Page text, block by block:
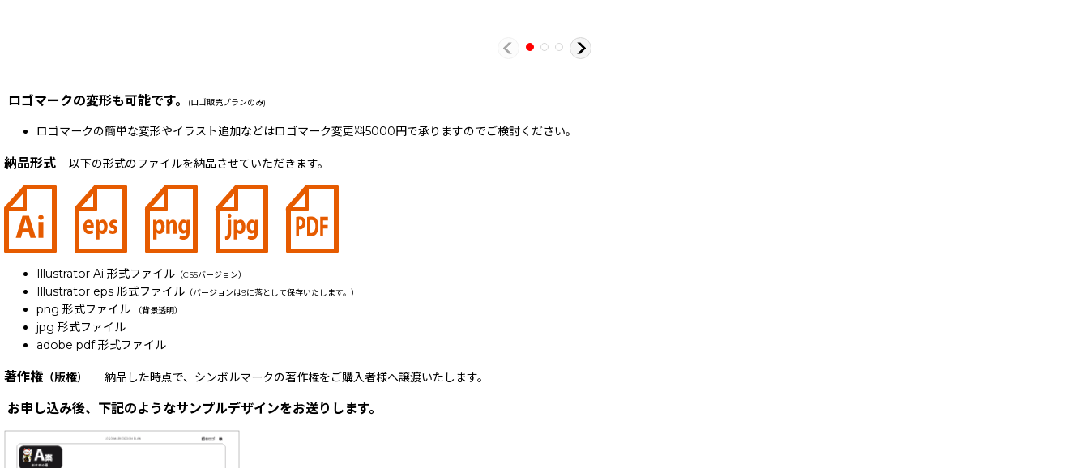
ロゴマークの変形も可能です。 (ロゴ販売プランのみ)
ロゴマークの簡単な変形やイラスト追加などはロゴマーク変更料5000円で承りますのでご検討ください。
納品形式 以下の形式のファイルを納品させていただきます。
Illustrator Ai 形式ファイル （CS5バージョン）
Illustrator eps 形式ファイル （バージョンは9に落として保存いたします。）
png 形式ファイル （背景透明）
jpg 形式ファイル
adobe pdf 形式ファイル
著作権 （版権） 納品した時点で、シンボルマークの著作権をご購入者様へ譲渡いたします。
お申し込み後、下記のようなサンプルデザインをお送りします。